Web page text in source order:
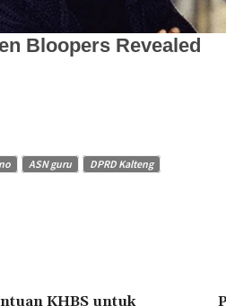
ASN guru DPRD Kalteng
KHBS untuk